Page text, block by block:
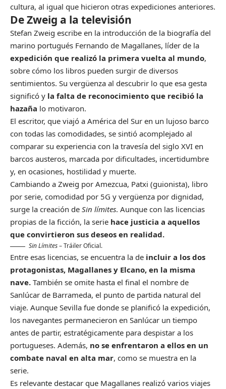
cultura, al igual que hicieron otras expediciones anteriores.
De Zweig a la televisión
Stefan Zweig escribe en la introducción de la biografía del
marino portugués Fernando de Magallanes, líder de la
expedición que realizó la primera vuelta al mundo,
sobre cómo los libros pueden surgir de diversos
sentimientos. Su vergüenza al descubrir lo que esa gesta
significó y la falta de reconocimiento que recibió la
hazaña lo motivaron.
El escritor, que viajó a América del Sur en un lujoso barco
con todas las comodidades, se sintió acomplejado al
comparar su experiencia con la travesía del siglo XVI en
barcos austeros, marcada por dificultades, incertidumbre
y, en ocasiones, hostilidad y muerte.
Cambiando a Zweig por Amezcua, Patxi (guionista), libro
por serie, comodidad por 5G y vergüenza por dignidad,
surge la creación de Sin límites. Aunque con las licencias
propias de la ficción, la serie hace justicia a aquellos
que convirtieron sus deseos en realidad.
Sin Límites– Tráiler Oficial.
Entre esas licencias, se encuentra la de incluir a los dos
protagonistas, Magallanes y Elcano, en la misma
nave. También se omite hasta el final el nombre de
Sanlúcar de Barrameda, el punto de partida natural del
viaje. Aunque Sevilla fue donde se planificó la expedición,
los navegantes permanecieron en Sanlúcar un tiempo
antes de partir, estratégicamente para despistar a los
portugueses. Además, no se enfrentaron a ellos en un
combate naval en alta mar, como se muestra en la
serie.
Es relevante destacar que Magallanes realizó varios viajes